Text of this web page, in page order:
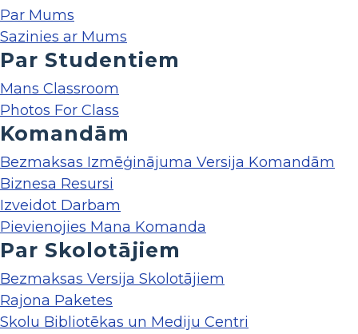
Par Mums
Sazinies ar Mums
Par Studentiem
Mans Classroom
Photos For Class
Komandām
Bezmaksas Izmēģinājuma Versija Komandām
Biznesa Resursi
Izveidot Darbam
Pievienojies Mana Komanda
Par Skolotājiem
Bezmaksas Versija Skolotājiem
Rajona Paketes
Skolu Bibliotēkas un Mediju Centri